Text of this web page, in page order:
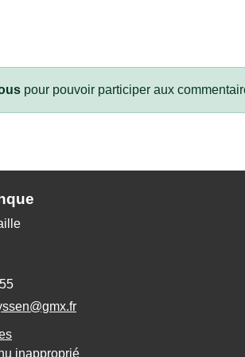
pour pouvoir participer aux
inapproprié